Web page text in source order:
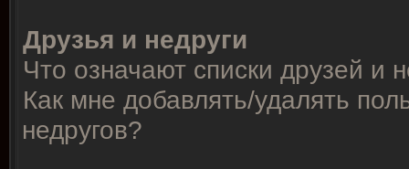
Друзья и недруги
Что означают списки друзей и
Как мне добавлять/удалять
недругов?